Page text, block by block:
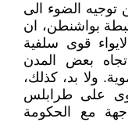
توجيه الضوء الى
بواشنطن، ان
قوى سلفية
بعض المدن
ولا بد، كذلك،
على طرابلس
مع الحكومة